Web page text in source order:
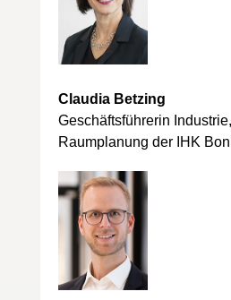
Claudia Betzing
Geschäftsführerin
Raumplanung der IHK